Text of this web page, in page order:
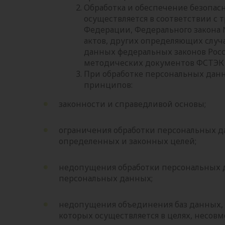
Обработка и обеспечение
осуществляется в соответствии
Федерации, Федерального
актов, других определяющих
данных федеральных законов
методических документов
При обработке персональных
принципов:
законности и справедливой основы;
ограничения обработки персональных
определенных и законных целей;
недопущения обработки
персональных данных;
недопущения объединения баз данных,
которых осуществляется в целях,